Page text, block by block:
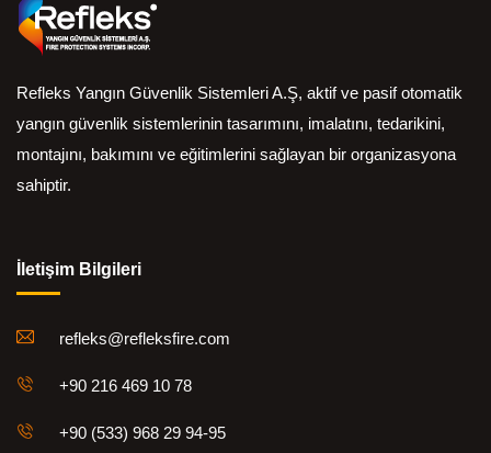
Refleks Yangın Güvenlik Sistemleri A.Ş, aktif ve pasif otomatik
yangın güvenlik sistemlerinin tasarımını, imalatını, tedarikini,
montajını, bakımını ve eğitimlerini sağlayan bir organizasyona
sahiptir.
İletişim Bilgileri
refleks@refleksfire.com
+90 216 469 10 78
+90 (533) 968 29 94-95